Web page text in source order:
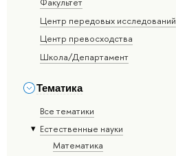
Центр передовых исследований
Центр превосходства
Школа/Департамент
Тематика
Все тематики
Естественные науки
Математика